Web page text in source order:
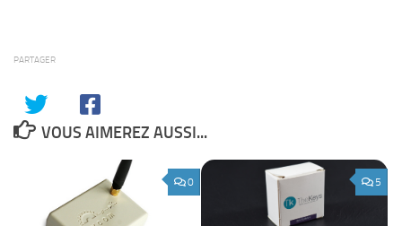
PARTAGER
VOUS AIMEREZ AUSSI...
0 5